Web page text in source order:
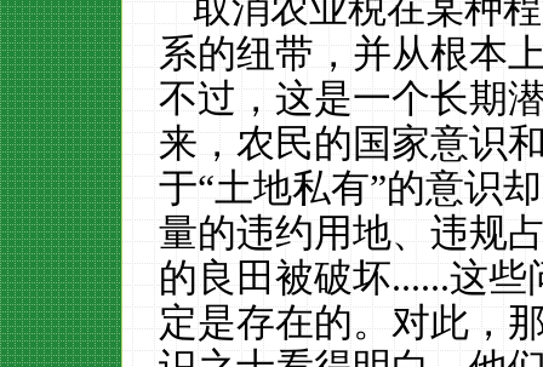
系的纽带，并从根本
不过，这是一个长期
来，农民的国家意识
于“土地私有”的意识
量的违约用地、违规
的良田被破坏......这
定是存在的。对此，